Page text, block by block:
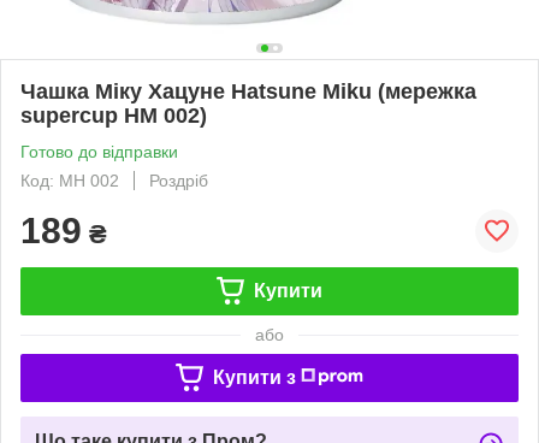
Чашка Міку Хацуне Hatsune Miku (мережка
supercup HM 002)
Готово до відправки
Код: MH 002
Роздріб
189 ₴
Купити
або
Купити з